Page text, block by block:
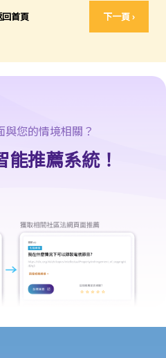
回首頁 下一頁 ›
限？
請法律援助？
諮詢熱線
您的情境相關？
推薦系統！